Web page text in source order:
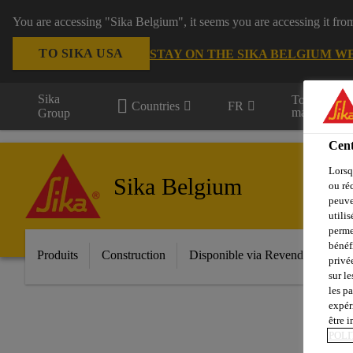
You are accessing "Sika Belgium", it seems you are accessing it
TO SIKA USA STAY ON THE SIKA BELGIUM
Sika
Group
Countries FR
Tous les
marchés
Sika Belgium
Produits Construction Disponible via Revendeur
ou
sur
les
être